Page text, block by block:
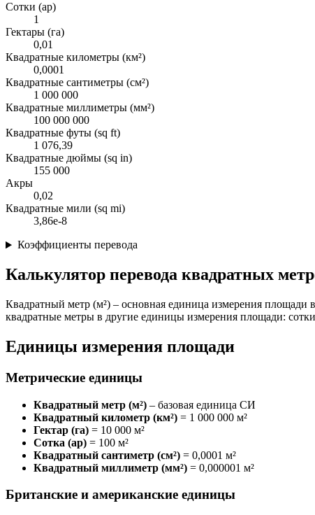
Сотки (ар)
1
Гектары (га)
0,01
Квадратные километры (км²)
0,0001
Квадратные сантиметры (см²)
1 000 000
Квадратные миллиметры (мм²)
100 000 000
Квадратные футы (sq ft)
1 076,39
Квадратные дюймы (sq in)
155 000
Акры
0,02
Квадратные мили (sq mi)
3,86e-8
Коэффициенты перевода
Калькулятор перевода квадратных
Квадратный метр (м²) – основная единица измерения площади
квадратные метры в другие единицы измерения площади:
Единицы измерения площади
Метрические единицы
Квадратный метр (м²) – базовая единица СИ
Квадратный километр (км²) = 1 000 000 м²
Гектар (га) = 10 000 м²
Сотка (ар) = 100 м²
Квадратный сантиметр (см²) = 0,0001 м²
Квадратный миллиметр (мм²) = 0,000001 м²
Британские и американские единицы